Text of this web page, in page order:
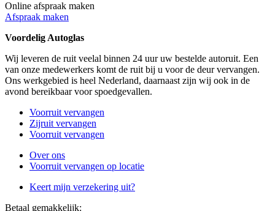
Online afspraak maken
Afspraak maken
Voordelig Autoglas
Wij leveren de ruit veelal binnen 24 uur uw bestelde autoruit. Een
van onze medewerkers komt de ruit bij u voor de deur vervangen.
Ons werkgebied is heel Nederland, daarnaast zijn wij ook in de
avond bereikbaar voor spoedgevallen.
Voorruit vervangen
Zijruit vervangen
Voorruit vervangen
Over ons
Voorruit vervangen op locatie
Keert mijn verzekering uit?
Betaal gemakkelijk: